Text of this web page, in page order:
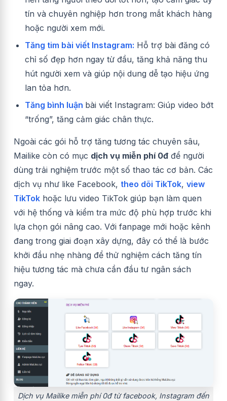
tín và chuyên nghiệp hơn trong mắt khách hàng
hoặc người xem mới.
Tăng tim bài viết Instagram: Hỗ trợ bài đăng có
chỉ số đẹp hơn ngay từ đầu, tăng khả năng thu
hút người xem và giúp nội dung dễ tạo hiệu ứng
lan tỏa hơn.
Tăng bình luận bài viết Instagram: Giúp video bớt
“trống”, tăng cảm giác chân thực.
Ngoài các gói hỗ trợ tăng tương tác chuyên sâu,
Mailike còn có mục dịch vụ miễn phí 0đ để người
dùng trải nghiệm trước một số thao tác cơ bản. Các
dịch vụ như like Facebook, theo dõi TikTok, view
TikTok hoặc lưu video TikTok giúp bạn làm quen
với hệ thống và kiểm tra mức độ phù hợp trước khi
lựa chọn gói nâng cao. Với fanpage mới hoặc kênh
đang trong giai đoạn xây dựng, đây có thể là bước
khởi đầu nhẹ nhàng để thử nghiệm cách tăng tín
hiệu tương tác mà chưa cần đầu tư ngân sách
ngay.
Dịch vụ Mailike miễn phí 0đ từ facebook, Instagram đến